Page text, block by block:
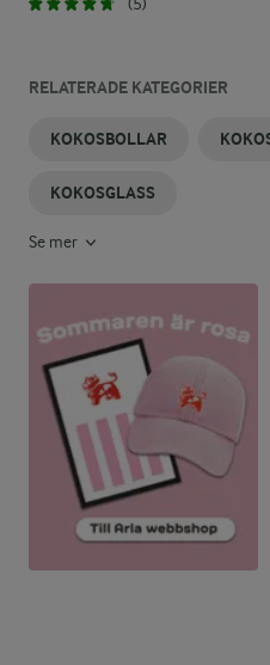
RELATERADE KATEGORIER
KOKOSBOLLAR
KOKOSGLASS
Se mer